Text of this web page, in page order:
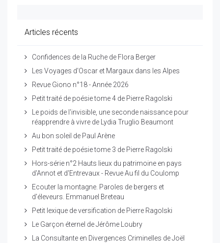
Articles récents
Confidences de la Ruche de Flora Berger
Les Voyages d'Oscar et Margaux dans les Alpes
Revue Giono n°18 - Année 2026
Petit traité de poésie tome 4 de Pierre Ragolski
Le poids de l'invisible, une seconde naissance pour
réapprendre à vivre de Lydia Truglio Beaumont
Au bon soleil de Paul Arène
Petit traité de poésie tome 3 de Pierre Ragolski
Hors-série n°2 Hauts lieux du patrimoine en pays
d'Annot et d'Entrevaux - Revue Au fil du Coulomp
Ecouter la montagne. Paroles de bergers et
d'éleveurs. Emmanuel Breteau
Petit lexique de versification de Pierre Ragolski
Le Garçon éternel de Jérôme Loubry
La Consultante en Divergences Criminelles de Joël